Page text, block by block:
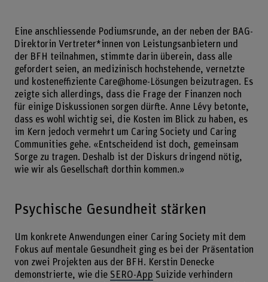
Eine anschliessende Podiumsrunde, an der neben der BAG-
Direktorin Vertreter*innen von Leistungsanbietern und
der BFH teilnahmen, stimmte darin überein, dass alle
gefordert seien, an medizinisch hochstehende, vernetzte
und kosteneffiziente Care@home-Lösungen beizutragen. Es
zeigte sich allerdings, dass die Frage der Finanzen noch
für einige Diskussionen sorgen dürfte. Anne Lévy betonte,
dass es wohl wichtig sei, die Kosten im Blick zu haben, es
im Kern jedoch vermehrt um Caring Society und Caring
Communities gehe. «Entscheidend ist doch, gemeinsam
Sorge zu tragen. Deshalb ist der Diskurs dringend nötig,
wie wir als Gesellschaft dorthin kommen.»
Psychische Gesundheit stärken
Um konkrete Anwendungen einer Caring Society mit dem
Fokus auf mentale Gesundheit ging es bei der Präsentation
von zwei Projekten aus der BFH. Kerstin Denecke
demonstrierte, wie die SERO-App Suizide verhindern